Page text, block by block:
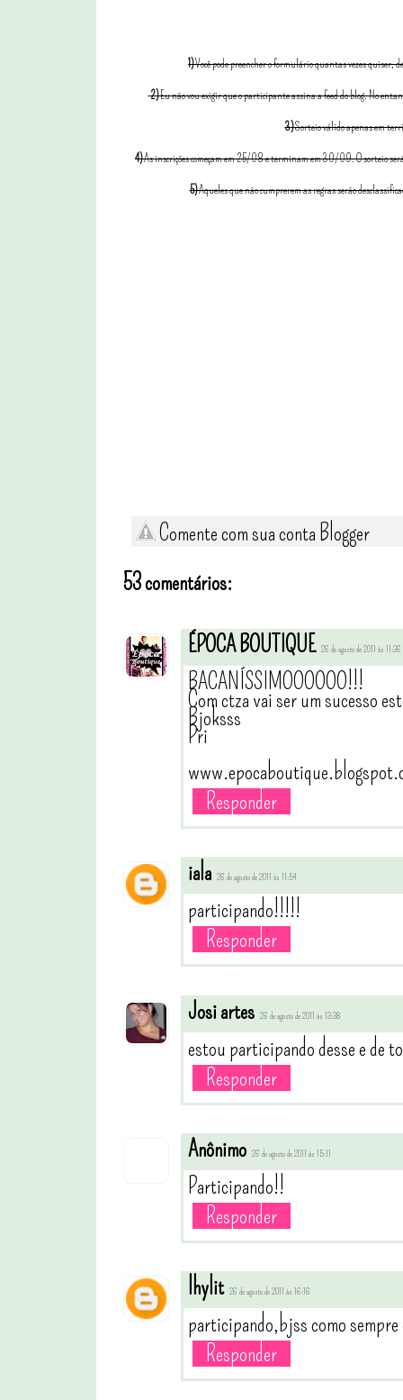
1)Você pode preencher o formulário quantas vezes quiser,
2)Eu não vou exigir que o participante assina a feed do blog. No
3)Sorteio válido apenas em
4)As inscrições começam em 25/08 e terminam em 30/09. O sorteio
5)Aqueles que não cumprerem as regras serão
Comente com sua conta Blogger
53 comentários:
ÉPOCA BOUTIQUE 26 de agosto de 2011 às 11:36
BACANÍSSIMOOOOOO!!!
Com ctza vai ser um sucesso
Bjoksss
Pri
Responder
iala 26 de agosto de 2011 às 11:54
participando!!!!!
Responder
Josi artes 26 de agosto de 2011 às 13:38
estou participando desse e de
Responder
Anônimo 26 de agosto de 2011 às 15:11
Participando!!
Responder
lhylit 26 de agosto de 2011 às 16:16
participando,bjss como
Responder